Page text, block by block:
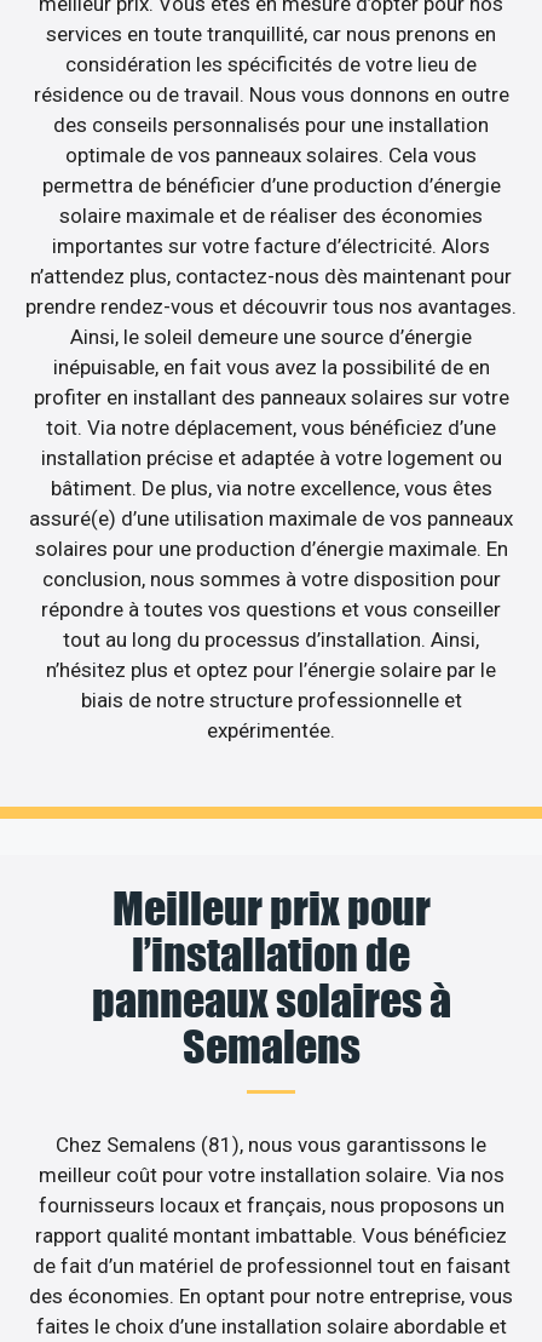
services en toute tranquillité, car nous prenons en
considération les spécificités de votre lieu de
résidence ou de travail. Nous vous donnons en outre
des conseils personnalisés pour une installation
optimale de vos panneaux solaires. Cela vous
permettra de bénéficier d’une production d’énergie
solaire maximale et de réaliser des économies
importantes sur votre facture d’électricité. Alors
n’attendez plus, contactez-nous dès maintenant pour
prendre rendez-vous et découvrir tous nos avantages.
Ainsi, le soleil demeure une source d’énergie
inépuisable, en fait vous avez la possibilité de en
profiter en installant des panneaux solaires sur votre
toit. Via notre déplacement, vous bénéficiez d’une
installation précise et adaptée à votre logement ou
bâtiment. De plus, via notre excellence, vous êtes
assuré(e) d’une utilisation maximale de vos panneaux
solaires pour une production d’énergie maximale. En
conclusion, nous sommes à votre disposition pour
répondre à toutes vos questions et vous conseiller
tout au long du processus d’installation. Ainsi,
n’hésitez plus et optez pour l’énergie solaire par le
biais de notre structure professionnelle et
expérimentée.
Meilleur prix pour
l’installation de
panneaux solaires à
Semalens
Chez Semalens (81), nous vous garantissons le
meilleur coût pour votre installation solaire. Via nos
fournisseurs locaux et français, nous proposons un
rapport qualité montant imbattable. Vous bénéficiez
de fait d’un matériel de professionnel tout en faisant
des économies. En optant pour notre entreprise, vous
faites le choix d’une installation solaire abordable et